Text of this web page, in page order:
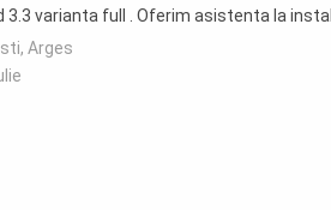
3.3 varianta full . Oferim asistenta la
Arges